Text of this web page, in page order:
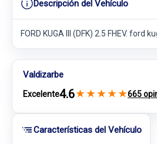
Características del Vehículo
Descripción del Vehículo
FORD KUGA III (DFK) 2.5 FHEV. ford
Valdizarbe
Excelente4.6★ ★ ★ ★ ★665